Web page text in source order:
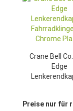
Crane Bell
Edge
Preise nur für